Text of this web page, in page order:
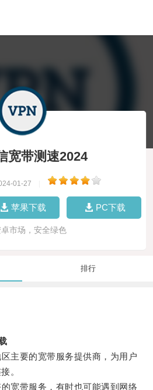
宽带测速2024
01-27
苹果下载 PC下载
市场，安全绿色
排行
要的宽带服务提供商，为用户
。
带服务，有时也可能遇到网络